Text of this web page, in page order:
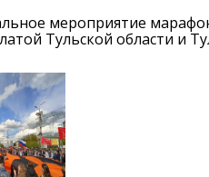
мероприятие
Тульской области и